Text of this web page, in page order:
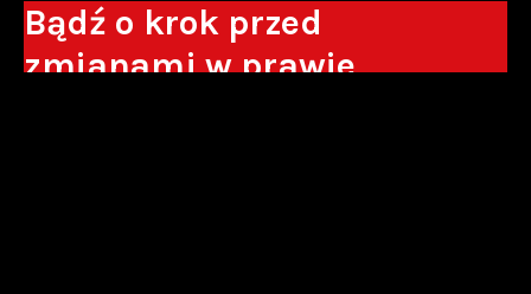
Bądź o krok przed
zmianami w prawie